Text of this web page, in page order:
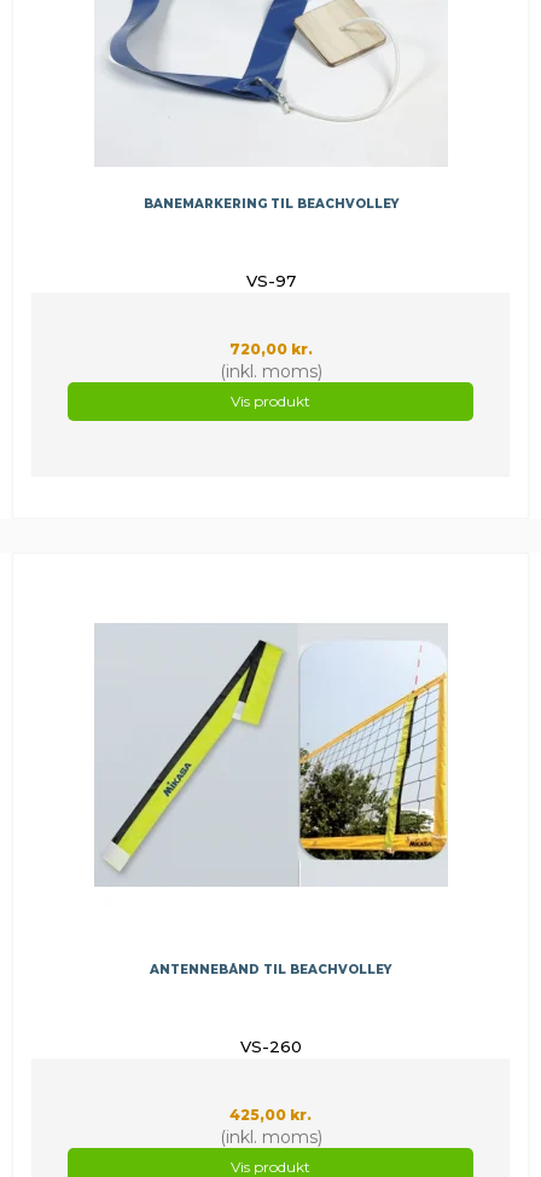
BANEMARKERING TIL BEACHVOLLEY
VS-97
720,00 kr.
(inkl. moms)
Vis produkt
ANTENNEBÅND TIL BEACHVOLLEY
VS-260
425,00 kr.
(inkl. moms)
Vis produkt